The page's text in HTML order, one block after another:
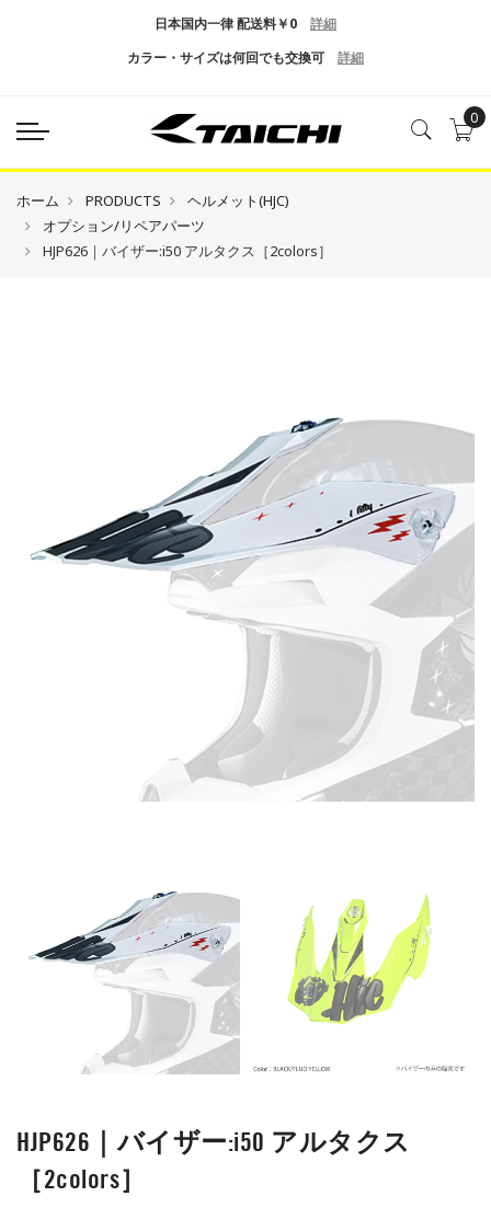
日本国内一律 配送料￥0 詳細
カラー・サイズは何回でも交換可 詳細
0
ホーム PRODUCTS
ヘルメット(HJC)
オプション/リペアパーツ
HJP626｜バイザー:i50 アルタクス［2colors］
HJP626｜バイザー:i50 アルタクス
［2colors］